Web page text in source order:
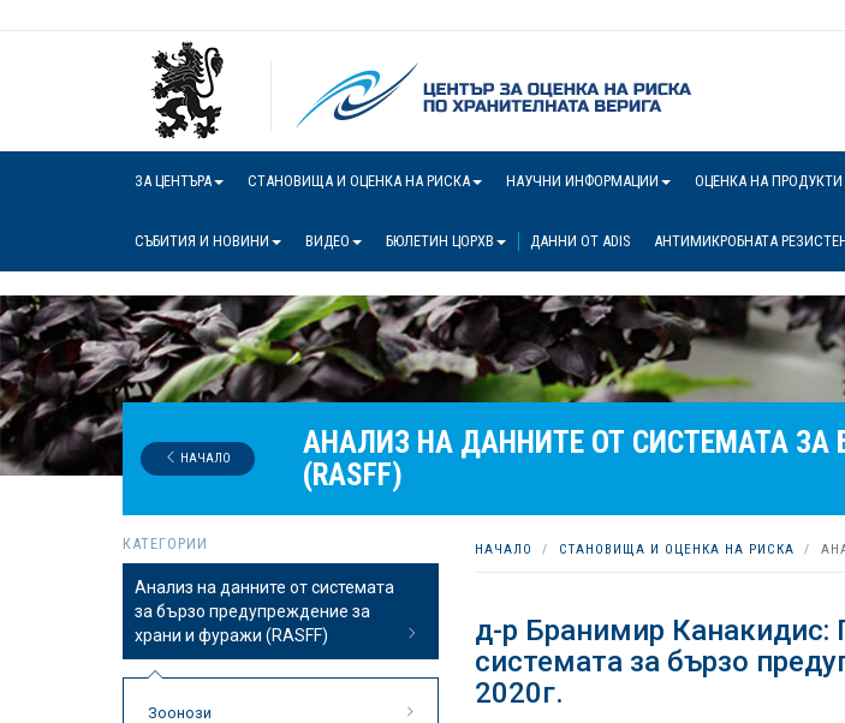
ЗА ЦЕНТЪРА СТАНОВИЩА И ОЦЕНКА НА РИСКА НАУЧНИ ИНФОРМАЦИИ ОЦЕНКА НА
СЪБИТИЯ И НОВИНИ ВИДЕО БЮЛЕТИН ЦОРХВ ДАННИ ОТ ADIS АНТИМИКРОБНАТА
АНАЛИЗ НА ДАННИТЕ ОТ СИСТЕМАТА
(RASFF)
НАЧАЛО
КАТЕГОРИИ
Анализ на данните от системата
за бързо предупреждение за
храни и фуражи (RASFF)
Зоонози
НАЧАЛО СТАНОВИЩА И ОЦЕНКА НА РИСКА
д-р Бранимир Канакидис:
системата за бързо
2020г.